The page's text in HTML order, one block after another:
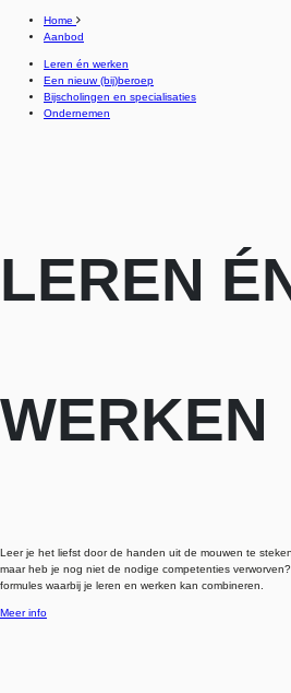
Home
Aanbod
Leren én werken
Een nieuw (bij)beroep
Bijscholingen en specialisaties
Ondernemen
LEREN
WERKEN
Leer je het liefst door de handen uit de mouwen te
maar heb je nog niet de nodige competenties
formules waarbij je leren en werken kan combineren.
Meer info